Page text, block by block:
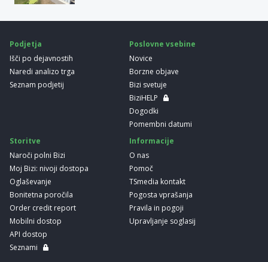
Podjetja
Išči po dejavnostih
Naredi analizo trga
Seznam podjetij
Poslovne vsebine
Novice
Borzne objave
Bizi svetuje
BiziHELP
Dogodki
Pomembni datumi
Storitve
Naroči polni Bizi
Moj Bizi: nivoji dostopa
Oglaševanje
Bonitetna poročila
Order credit report
Mobilni dostop
API dostop
Seznami
Informacije
O nas
Pomoč
TSmedia kontakt
Pogosta vprašanja
Pravila in pogoji
Upravljanje soglasij